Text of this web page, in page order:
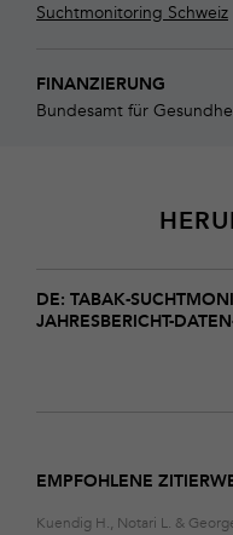
Suchtmonitoring Schweiz
FINANZIERUNG
Bundesamt für
DE: TABAK-
JAHRESBERICHT-
tabak-
suchtmonitoring-
EMPFOHLENE
Kuendig H., Notari L. &